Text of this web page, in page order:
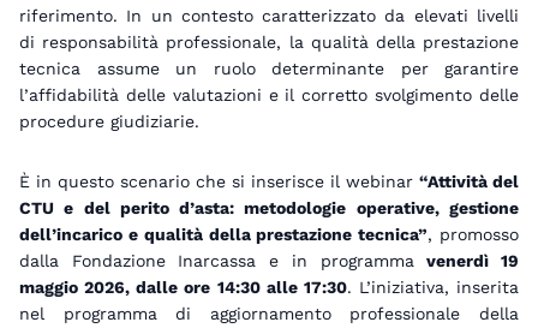
riferimento. In un contesto caratterizzato da elevati livelli
di responsabilità professionale, la qualità della prestazione
tecnica assume un ruolo determinante per garantire
l’affidabilità delle valutazioni e il corretto svolgimento delle
procedure giudiziarie.
È in questo scenario che si inserisce il webinar “Attività del
CTU e del perito d’asta: metodologie operative, gestione
dell’incarico e qualità della prestazione tecnica”, promosso
dalla Fondazione Inarcassa e in programmavenerdì 19
maggio 2026, dalle ore 14:30 alle 17:30. L’iniziativa, inserita
nel programma di aggiornamento professionale della